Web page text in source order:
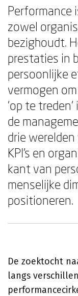
Performance
zowel
bezighoudt.
prestaties in
persoonlijke
vermogen
'op te treden'
de
drie
KPI's en
kant van
menselijke
positioneren.
De zoektocht
langs